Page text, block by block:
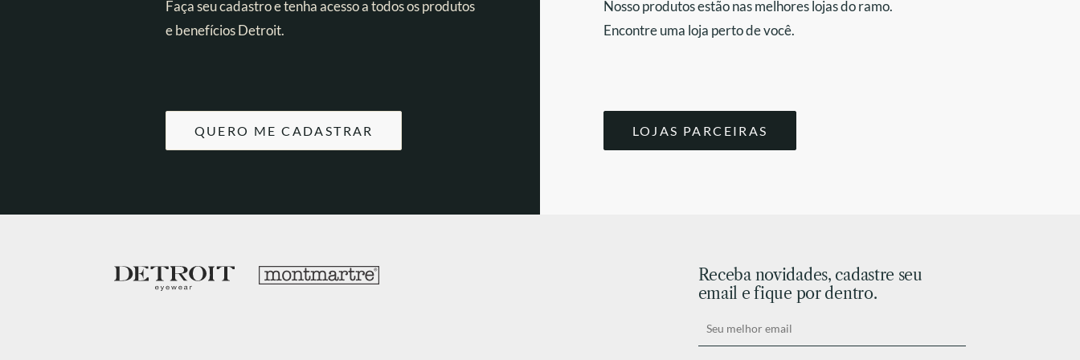
Faça seu cadastro e tenha acesso a todos os produtos
e benefícios Detroit.
QUERO ME CADASTRAR
Nosso produtos estão nas melhores lojas do ramo.
Encontre uma loja perto de você.
LOJAS PARCEIRAS
Receba novidades, cadastre seu
email e fique por dentro.